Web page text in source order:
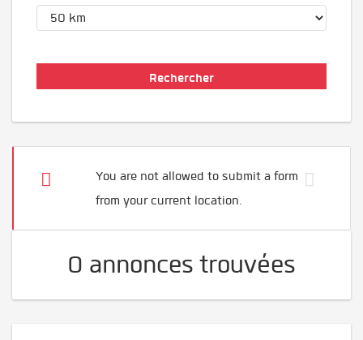
You are not allowed to submit a form
from your current location.
0 annonces trouvées